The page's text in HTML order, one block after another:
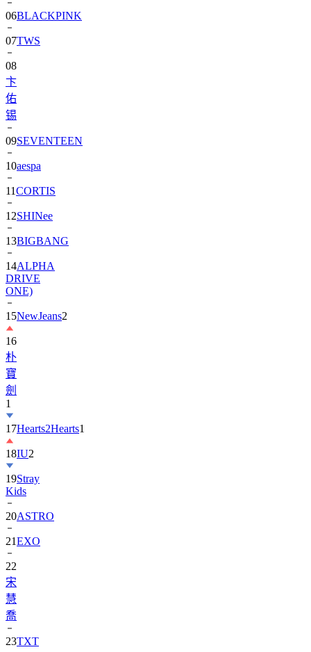
06BLACKPINK
07TWS
08
卞
佑
锡
09SEVENTEEN
10aespa
11CORTIS
12SHINee
13BIGBANG
14ALPHA
DRIVE
ONE)
15NewJeans2
16
朴
寶
劍
1
17Hearts2Hearts1
18IU2
19Stray
Kids
20ASTRO
21EXO
22
宋
慧
喬
23TXT